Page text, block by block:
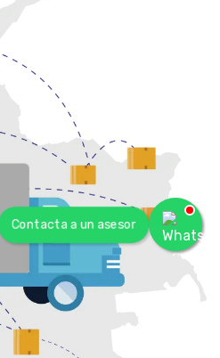
Contacta a un asesor